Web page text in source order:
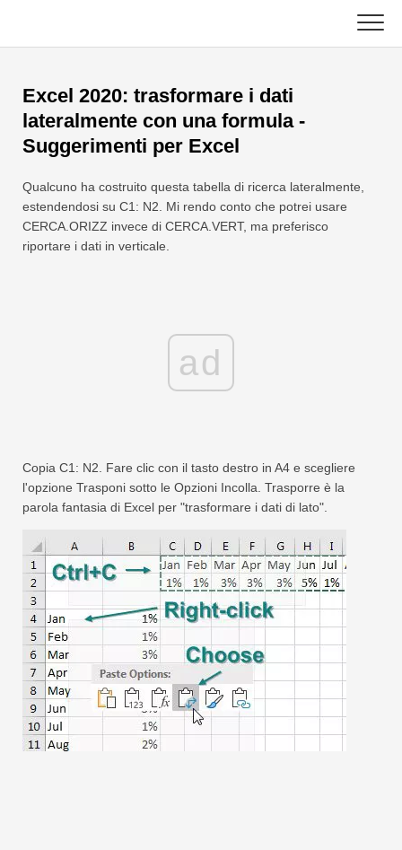
content
Funzioni Excel
Grafico
Suggerimenti su Excel
TechTV
C ++
DSA
Giava
Excel 2020: trasformare i dati
lateralmente con una formula -
Suggerimenti per Excel
Qualcuno ha costruito questa tabella di ricerca lateralmente,
estendendosi su C1: N2. Mi rendo conto che potrei usare
CERCA.ORIZZ invece di CERCA.VERT, ma preferisco
riportare i dati in verticale.
ad
Copia C1: N2. Fare clic con il tasto destro in A4 e scegliere
l'opzione Trasponi sotto le Opzioni Incolla. Trasporre è la
parola fantasia di Excel per "trasformare i dati di lato".